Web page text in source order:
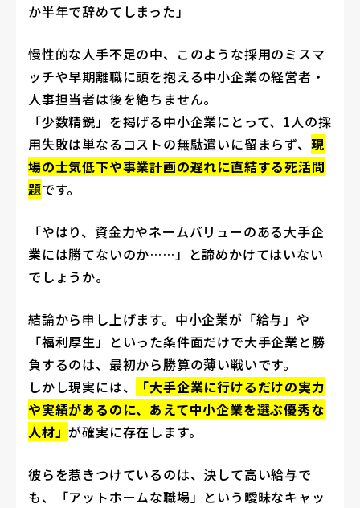
か半年で辞めてしまった」
慢性的な人手不足の中、このような採用のミスマ
ッチや早期離職に頭を抱える中小企業の経営者・
人事担当者は後を絶ちません。
「少数精鋭」を掲げる中小企業にとって、1人の採
用失敗は単なるコストの無駄遣いに留まらず、 現
場の士気低下や事業計画の遅れに直結する死活問
題です。
「やはり、資金力やネームバリューのある大手企
業には勝てないのか……」と諦めかけてはいない
でしょうか。
結論から申し上げます。中小企業が「給与」や
「福利厚生」といった条件面だけで大手企業と勝
負するのは、最初から勝算の薄い戦いです。
しかし現実には、
「大手企業に行けるだけの実力
や実績があるのに、あえて中小企業を選ぶ優秀な
人材」が確実に存在します。
彼らを惹きつけているのは、決して高い給与で
も、「アットホームな職場」という曖昧なキャッ